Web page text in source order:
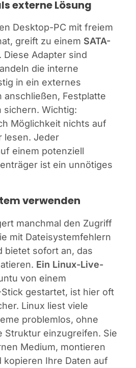
externe Lösung
Desktop-PC mit freiem
greift zu einem SATA-
. Diese Adapter sind
die interne
in ein externes
anschließen, Festplatte
sichern. Wichtig:
Möglichkeit nichts auf
lesen. Jeder
einem potenziell
ist ein unnötiges
verwenden
manchmal den Zugriff
mit Dateisystemfehlern
bietet sofort an, das
Ein Linux-Live-
von einem
gestartet, ist hier oft
Linux liest viele
problemlos, ohne
Struktur einzugreifen. Sie
Medium, montieren
kopieren Ihre Daten auf